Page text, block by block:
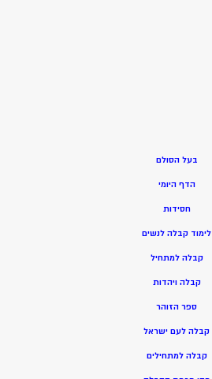
בעל הסולם
הדף היומי
חסידות
לימוד קבלה לנשים
קבלה למתחיל
קבלה ויהדות
ספר הזוהר
קבלה לעם ישראל
קבלה למתחילים